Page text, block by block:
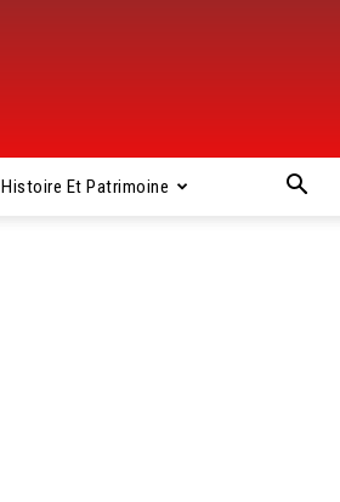
Histoire Et Patrimoine